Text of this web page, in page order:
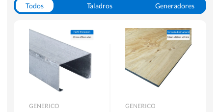
Todos Taladros
Generadores
Herramientas Manuales
Sierras Circulares
GENERICO GENERICO